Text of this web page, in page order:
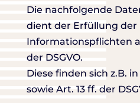
Die nachfolgende
dient der Erfüllung der
Informationspflichten
der DSGVO.
Diese finden sich z.B. in
sowie Art. 13 ff. der